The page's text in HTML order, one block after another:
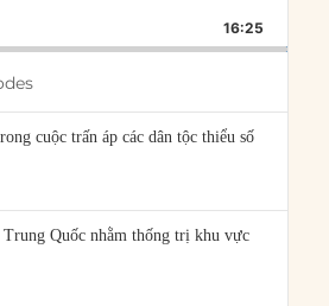
FORWARD
16:25
cuộc trấn áp các dân tộc thiểu số
Quốc nhằm thống trị khu vực